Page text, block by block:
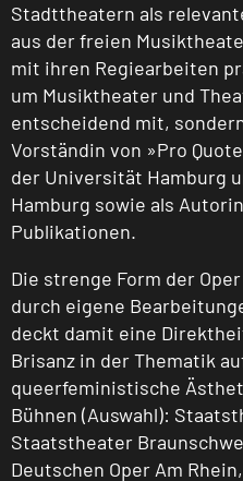
Stadttheatern als
aus der freien
mit ihren Regiearbeiten
um Musiktheater und
entscheidend mit,
Vorständin von »Pro
der Universität Hamburg
Hamburg sowie als
Publikationen.
Die strenge Form der
durch eigene
deckt damit eine
Brisanz in der Thematik
queerfeministische
Bühnen (Auswahl):
Staatstheater
Deutschen Oper Am